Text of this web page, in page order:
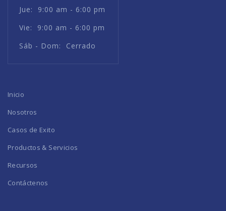
Jue: 9:00 am - 6:00 pm
Vie: 9:00 am - 6:00 pm
Sáb - Dom: Cerrado
Inicio
Nosotros
Casos de Exito
Productos & Servicios
Recursos
Contáctenos